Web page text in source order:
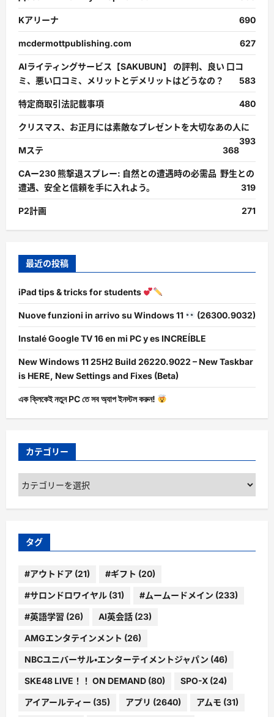
Kアリーナ 690
mcdermottpublishing.com 627
AIライティングサービス【SAKUBUN】 の評判、良い 口コ
ミ、悪い口コミ、メリットとデメリットはどうなの？
583
特定商取引法記載事項 480
クリスマス、お正月には素敵なプレゼントを大切なあの人に
393
Mステ
368
CAー230 熊撃退スプレー: 自然との遭遇時の必需品 野生との
遭遇、安全と信頼を手に入れよう。
319
P2計画 271
最近の投稿
iPad tips & tricks for students
Nuove funzioni in arrivo su Windows 11 (26300.9032)
Instalé Google TV 16 en mi PC y es INCREÍBLE
New Windows 11 25H2 Build 26220.9022 – New Taskbar
is HERE, New Settings and Fixes (Beta)
এক ক্লিকেই নতুন PC তে সব অ্যাপ ইনস্টল করুন!
カテゴリー
カ
ゴ
ー
タグ
#アウトドア (21) #ギフト (20)
#サロンドロワイヤル (31) #ムームードメイン (233)
#英語学習 (26) AI英会話 (23)
AMGエンタテインメント (26)
NBCユニバーサル・エンターテイメントジャパン (46)
SKE48 LIVE！！ ON DEMAND (80) SPO-X (24)
アイアールティー (35) アプリ (2640) アムモ (31)